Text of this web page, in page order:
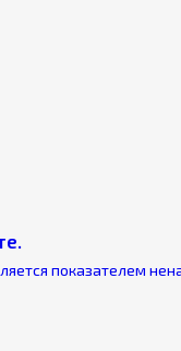
показателем